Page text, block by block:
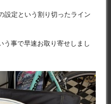
設定という割り切ったライン
う事で早速お取り寄せしまし